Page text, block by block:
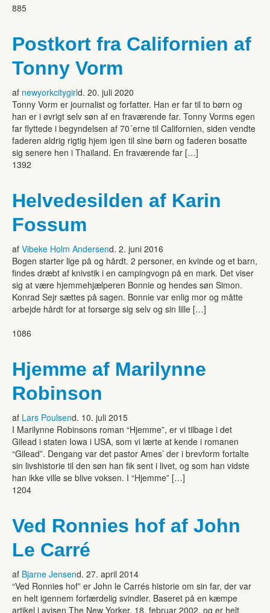
885
Postkort fra Californien af
Tonny Vorm
af newyorkcitygirld. 20. juli 2020
Tonny Vorm er journalist og forfatter. Han er far til to børn og
han er i øvrigt selv søn af en fraværende far. Tonny Vorms egen
far flyttede i begyndelsen af 70´erne til Californien, siden vendte
faderen aldrig rigtig hjem igen til sine børn og faderen bosatte
sig senere hen i Thailand. En fraværende far […]
1392
Helvedesilden af Karin
Fossum
af Vibeke Holm Andersend. 2. juni 2016
Bogen starter lige på og hårdt. 2 personer, en kvinde og et barn,
findes dræbt af knivstik i en campingvogn på en mark. Det viser
sig at være hjemmehjælperen Bonnie og hendes søn Simon.
Konrad Sejr sættes på sagen. Bonnie var enlig mor og måtte
arbejde hårdt for at forsørge sig selv og sin lille […]
1086
Hjemme af Marilynne
Robinson
af Lars Poulsend. 10. juli 2015
I Marilynne Robinsons roman “Hjemme”, er vi tilbage i det
Gilead i staten Iowa i USA, som vi lærte at kende i romanen
“Gilead”. Dengang var det pastor Ames’ der i brevform fortalte
sin livshistorie til den søn han fik sent i livet, og som han vidste
han ikke ville se blive voksen. I “Hjemme” […]
1204
Ved Ronnies hof af John
Le Carré
af Bjarne Jensend. 27. april 2014
“Ved Ronnies hof” er John le Carrés historie om sin far, der var
en helt igennem forfærdelig svind­ler. Baseret på en kæmpe
artikel i avisen The New Yorker, 18. februar 2002, og er helt